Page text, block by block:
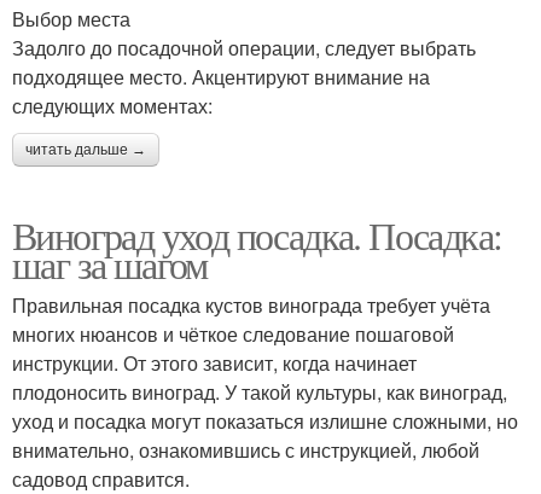
Выбор места
Задолго до посадочной операции, следует выбрать
подходящее место. Акцентируют внимание на
следующих моментах:
читать дальше →
Виноград уход посадка. Посадка:
шаг за шагом
Правильная посадка кустов винограда требует учёта
многих нюансов и чёткое следование пошаговой
инструкции. От этого зависит, когда начинает
плодоносить виноград. У такой культуры, как виноград,
уход и посадка могут показаться излишне сложными, но
внимательно, ознакомившись с инструкцией, любой
садовод справится.